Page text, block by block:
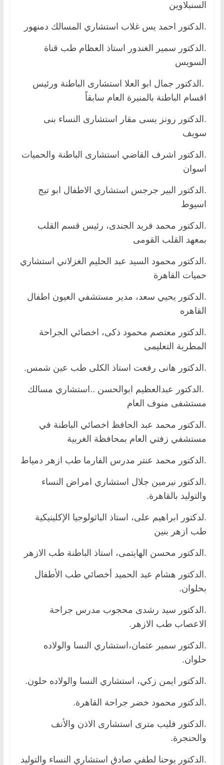
السنبلاوين
.الدكتور احمد يس غلاب استشاري المسالك دمنهور
.الدكتور سمير الغندور استاذ العظام طب قناة
السويس
.الدكتور جمال ابو العلا استشارى الباطنة ورئيس
اقسام الباطنة بالمنيرة العام سابقاً
.الدكتور رونز يسى مقار استشارى النساء بنى
سويف
.الدكتور اشرف القاضي استشارى الباطنة والحميات
اسوان
.الدكتور البير جرجس استشاري الاطفال ابو تيج
اسيوط
.الدكتور محمد فريد الجندى، رئيس قسم القلب
بمعهد القلب القومى
.الدكتور محمود السيد عبد الحليم الغزلاني استشاري
حميات القاهرة
.الدكتور يحيي سعد، مدير مستشفي العيون اطفال
القاهره
.الدكتور معتصم محمود ذكى، اخصائي الجراحة
المطرية التعليمى
.الدكتور هانى رفعت استاذ الكلى طب عين شمس.
.الدكتور عبدالعظيم ابوالحسن ..استشاري مسالك
مستشفى منوف العام
.الدكتور محمد عبد الحافظ اخصائي الباطنة في
مستشفي زفتي العام بمحافظة الغربية
.الدكتور محمد عنتر مدرس الفارما طب ازهر دمياط
.الدكتور نيرمين جلال استشاري امراض النساء
والتوليد بالقاهرة.
.لدكتور ابراهيم على، استاذ الباثولوجيا الإكلينيكية
طب ازهر بنين
.الدكتور محسن الهايتمى، استاذ الباطنة طب الازهر
.الدكتور هشام عبد الحميد أخصائي طب الأطفال
بحلوان.
.الدكتور سيد رشدى محجوب مدرس جراحة
الاعصاب طب الازهر.
.الدكتور سمير عثمان،استشاري النسا والولاده
حلوان.
.الدكتور ايمن زكي، استشاري النسا والولاده حلون.
.الدكتور محمود خضر جراحة القاهرة.
.الدكتور فليب مترى استشارى الاذن والأنف
والحنجرة.
.الدكتور يوحنا لطفي صادق استشاري النساء والتوليد